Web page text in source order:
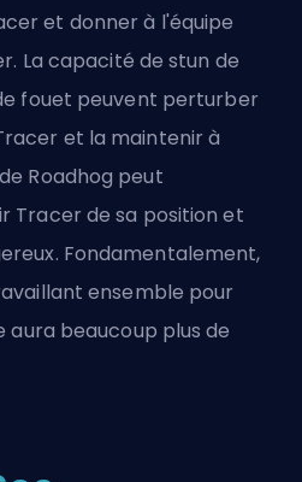
et donner à l'équipe
La capacité de stun de
fouet peuvent perturber
et la maintenir à
Roadhog peut
Tracer de sa position et
Fondamentalement,
ensemble pour
aura beaucoup plus de